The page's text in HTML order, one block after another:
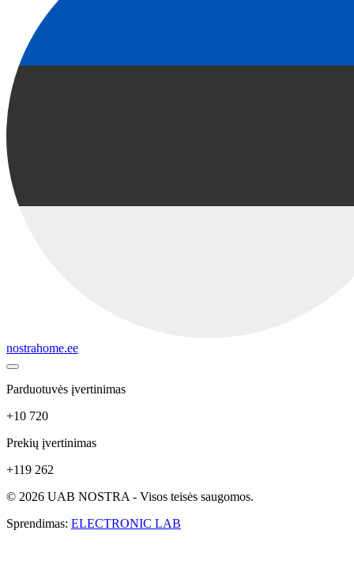
nostrahome.ee
Parduotuvės įvertinimas
+10 720
Prekių įvertinimas
+119 262
© 2026 UAB NOSTRA - Visos teisės saugomos.
Sprendimas: ELECTRONIC LAB